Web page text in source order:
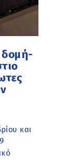
δομή-
και